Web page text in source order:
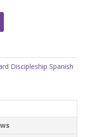
Discipleship Spanish